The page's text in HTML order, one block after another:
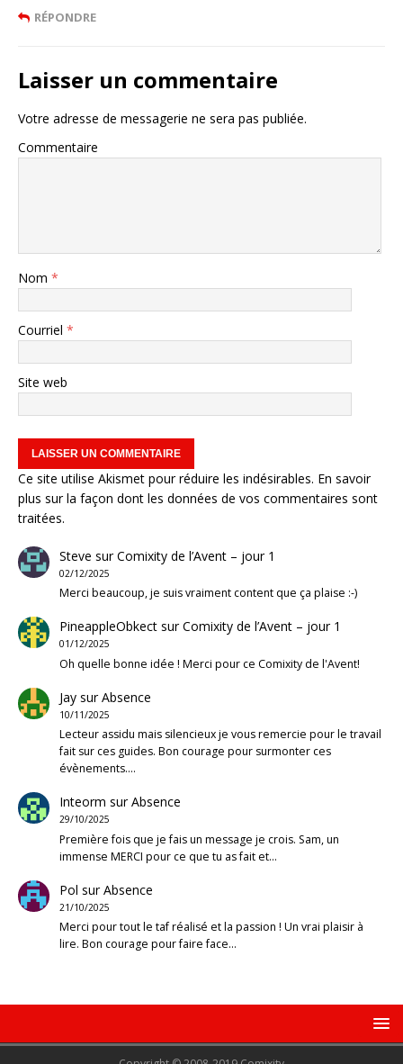
RÉPONDRE
Laisser un commentaire
Votre adresse de messagerie ne sera pas publiée.
Commentaire
Nom *
Courriel *
Site web
Ce site utilise Akismet pour réduire les indésirables. En savoir
plus sur la façon dont les données de vos commentaires sont
traitées.
Steve surComixity de l’Avent – jour 1
02/12/2025
Merci beaucoup, je suis vraiment content que ça plaise :-)
PineappleObkectsurComixity de l’Avent – jour 1
01/12/2025
Oh quelle bonne idée ! Merci pour ce Comixity de l'Avent!
JaysurAbsence
10/11/2025
Lecteur assidu mais silencieux je vous remercie pour le travail
fait sur ces guides. Bon courage pour surmonter ces
évènements.…
Inteorm surAbsence
29/10/2025
Première fois que je fais un message je crois. Sam, un
immense MERCI pour ce que tu as fait et…
Pol surAbsence
21/10/2025
Merci pour tout le taf réalisé et la passion ! Un vrai plaisir à
lire. Bon courage pour faire face…